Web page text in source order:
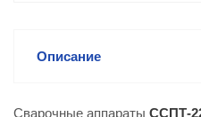
Описание
Сварочные аппараты ССПТ-